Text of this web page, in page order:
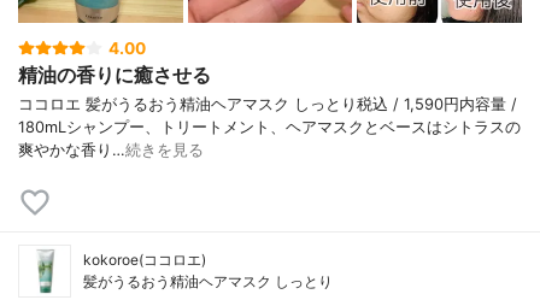
4.00
精油の香りに癒させる
ココロエ 髪がうるおう精油ヘアマスク しっとり税込 / 1,590円内容量 /
180mLシャンプー、トリートメント、ヘアマスクとベースはシトラスの
爽やかな香り…続きを見る
kokoroe(ココロエ)
髪がうるおう精油ヘアマスク しっとり